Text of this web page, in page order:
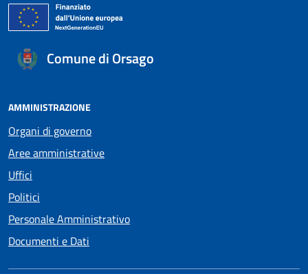
Comune di Orsago
AMMINISTRAZIONE
Organi di governo
Aree amministrative
Uffici
Politici
Personale Amministrativo
Documenti e Dati